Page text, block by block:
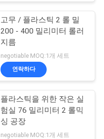
고무 / 플라스틱 2 롤 밀
200 - 400 밀리미터 롤러
지름
negotiable MOQ:1개 세트
연락하다
플라스틱을 위한 작은 실
험실 76 밀리미터 2 롤믹
싱 공장
negotiable MOQ:1개 세트